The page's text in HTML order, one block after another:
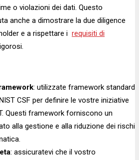
o violazioni dei dati. Questo
anche a dimostrare la due diligence
e a rispettare i requisiti di
: utilizzate framework standard
CSF per definire le vostre iniziative
Questi framework forniscono un
alla gestione e alla riduzione dei rischi
: assicuratevi che il vostro